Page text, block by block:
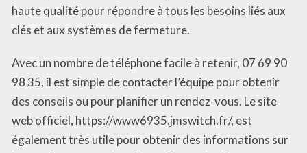
haute qualité pour répondre à tous les besoins liés aux
clés et aux systèmes de fermeture.
Avec un nombre de téléphone facile à retenir, 07 69 90
98 35, il est simple de contacter l’équipe pour obtenir
des conseils ou pour planifier un rendez-vous. Le site
web officiel, https://www6935.jmswitch.fr/, est
également très utile pour obtenir des informations sur